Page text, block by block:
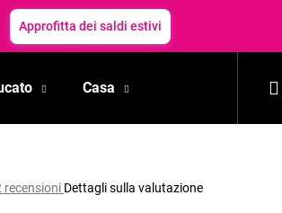
Approfitta dei saldi estivi
Casa
recensioni Dettagli sulla valutazione